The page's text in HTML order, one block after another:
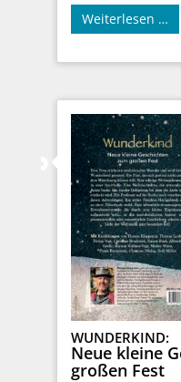
Weiterlesen …
WUNDERKIND:
Neue kleine
großen Fest